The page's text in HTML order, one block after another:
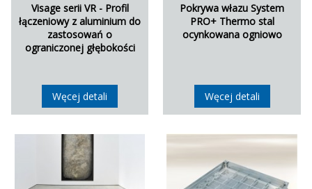
Visage serii VR - Profil
łączeniowy z aluminium do
zastosowań o
ograniczonej głębokości
Węcej detali
Pokrywa włazu System
PRO+ Thermo stal
ocynkowana ogniowo
Węcej detali